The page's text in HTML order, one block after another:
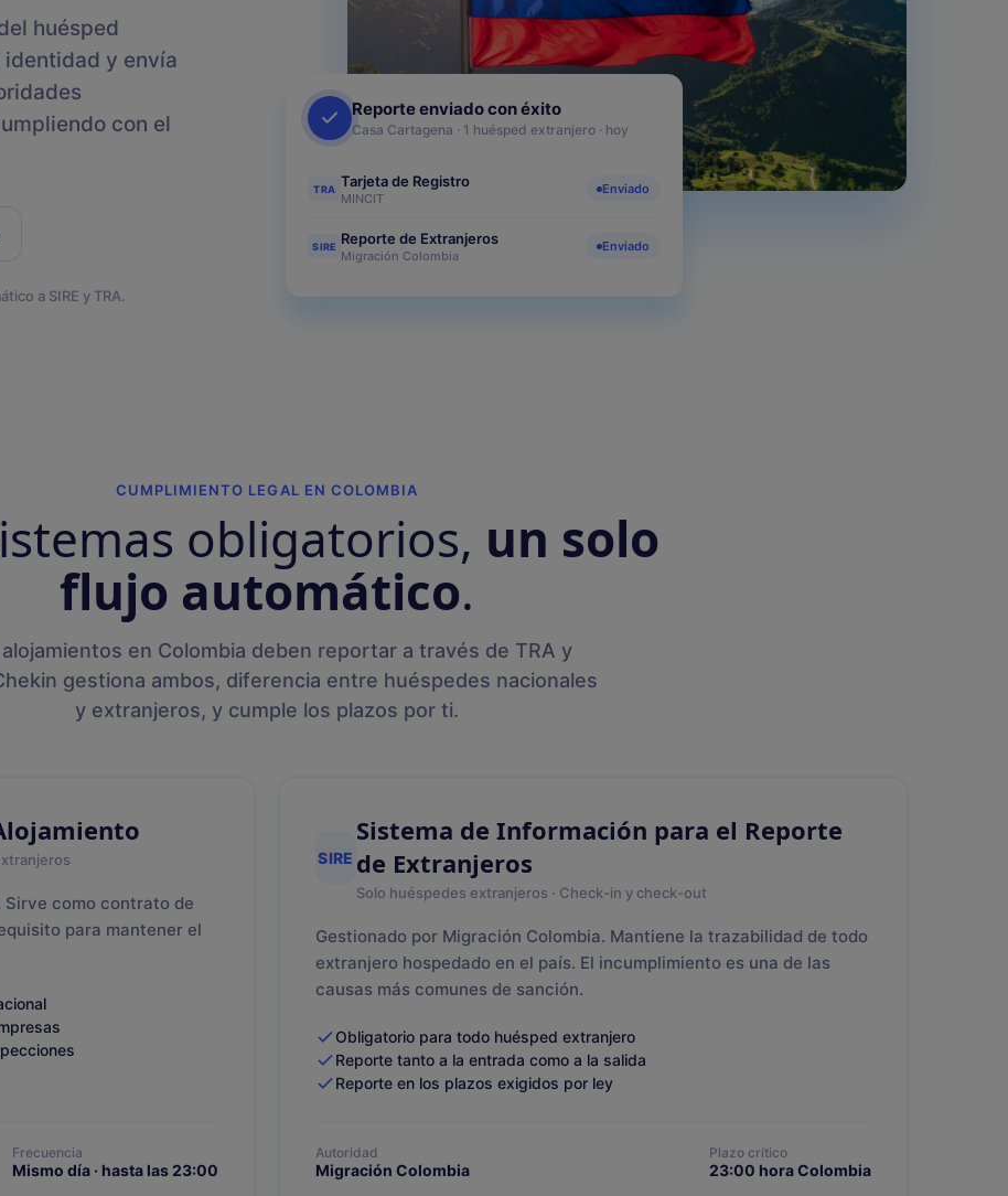
Tasas turísticas
Calcula y cobra tasas
turísticas automáticamente
sobre SES.HOSPEDAJES
Leer más
BLOG
¿Cómo reducir el 87% el
tiempo de gestión de
en tu plataforma
huésped
y envía
con el
a SIRE y TRA.
Reporte enviado con éxito
Casa Cartagena · 1 huésped extranjero · hoy
TRA Tarjeta de Registro
MINCIT
Enviado
SIRE Reporte de Extranjeros
Migración Colombia
Enviado
CUMPLIMIENTO LEGAL EN COLOMBIA
obligatorios, un solo
flujo automático.
en Colombia deben reportar a través de TRA y
gestiona ambos, diferencia entre huéspedes nacionales
y extranjeros, y cumple los plazos por ti.
Sirve como contrato de
para mantener el
Frecuencia
Mismo día · hasta las 23:00
SIRE
Sistema de Información para el Reporte
de Extranjeros
Solo huéspedes extranjeros · Check-in y check-out
Gestionado por Migración Colombia. Mantiene la trazabilidad de todo
extranjero hospedado en el país. El incumplimiento es una de las
causas más comunes de sanción.
Obligatorio para todo huésped extranjero
Reporte tanto a la entrada como a la salida
Reporte en los plazos exigidos por ley
Autoridad
Migración Colombia
Plazo crítico
23:00 hora Colombia